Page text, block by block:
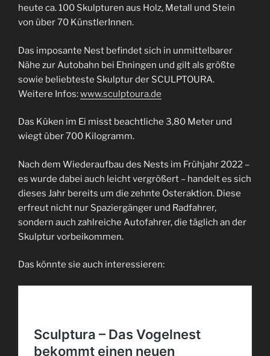
heute ca. 100 Skulpturen aus Holz, Metall und Stein
von über 70 KünstlerInnen.
Das imposante Nest befindet sich in unmittelbarer
Nähe zur Autobahn bei Ehningen und gilt als größte
sowie beliebteste Skulptur der SCULPTOURA.
Weitere Infos:www.sculptoura.de
Das Küken im Ei misst beachtliche 3,80 Meter und
wiegt über 700 Kilogramm.
Nach dem Wiederaufbau des Nests im Frühjahr 2022 –
es wurde dabei auch leicht vergrößert – handelt es sich
dieses Jahr bereits um die zehnte Osteraktion. Diese
erfreut nicht nur Spaziergänger und Radfahrer,
sondern auch zahlreiche Autofahrer, die täglich an der
Skulptur vorbeikommen.
Das könnte sie auch interessieren: